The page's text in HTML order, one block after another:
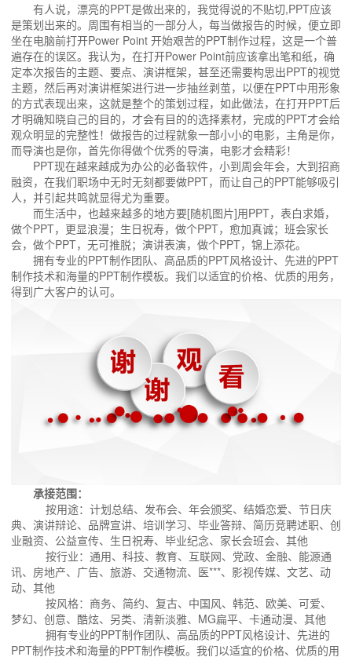
有人说，漂亮的PPT是做出来的，我觉得说的不贴切,PPT应该
是策划出来的。周围有相当的一部分人，每当做报告的时候，便立即
坐在电脑前打开Power Point 开始艰苦的PPT制作过程，这是一个普
遍存在的误区。我认为，在打开Power Point前应该拿出笔和纸，确
定本次报告的主题、要点、演讲框架，甚至还需要构思出PPT的视觉
主题，然后再对演讲框架进行进一步抽丝剥茧，以便在PPT中用形象
的方式表现出来，这就是整个的策划过程，如此做法，在打开PPT后
才明确知晓自己的目的，才会有目的的选择素材，完成的PPT才会给
观众明显的完整性！做报告的过程就象一部小小的电影，主角是你，
而导演也是你，首先你得做个优秀的导演，电影才会精彩！
PPT现在越来越成为办公的必备软件，小到周会年会，大到招商
融资，在我们职场中无时无刻都要做PPT，而让自己的PPT能够吸引
人，并引起共鸣就显得尤为重要。
而生活中，也越来越多的地方要[随机图片]用PPT，表白求婚，
做个PPT，更显浪漫；生日祝寿，做个PPT，愈加真诚；班会家长
会，做个PPT，无可推脱；演讲表演，做个PPT，锦上添花。
拥有专业的PPT制作团队、高品质的PPT风格设计、先进的PPT
制作技术和海量的PPT制作模板。我们以适宜的价格、优质的用务，
得到广大客户的认可。
承接范围：
按用途：计划总结、发布会、年会颁奖、结婚恋爱、节日庆
典、演讲辩论、品牌宣讲、培训学习、毕业答辩、简历竞聘述职、创
业融资、公益宣传、生日祝寿、毕业纪念、家长会班会、其他
按行业：通用、科技、教育、互联网、党政、金融、能源通
讯、房地产、广告、旅游、交通物流、医***、影视传媒、文艺、动
动、其他
按风格：商务、简约、复古、中国风、韩范、欧美、可爱、
梦幻、创意、酷炫、另类、清新淡雅、MG扁平、卡通动漫、其他
拥有专业的PPT制作团队、高品质的PPT风格设计、先进的
PPT制作技术和海量的PPT制作模板。我们以适宜的价格、优质的用